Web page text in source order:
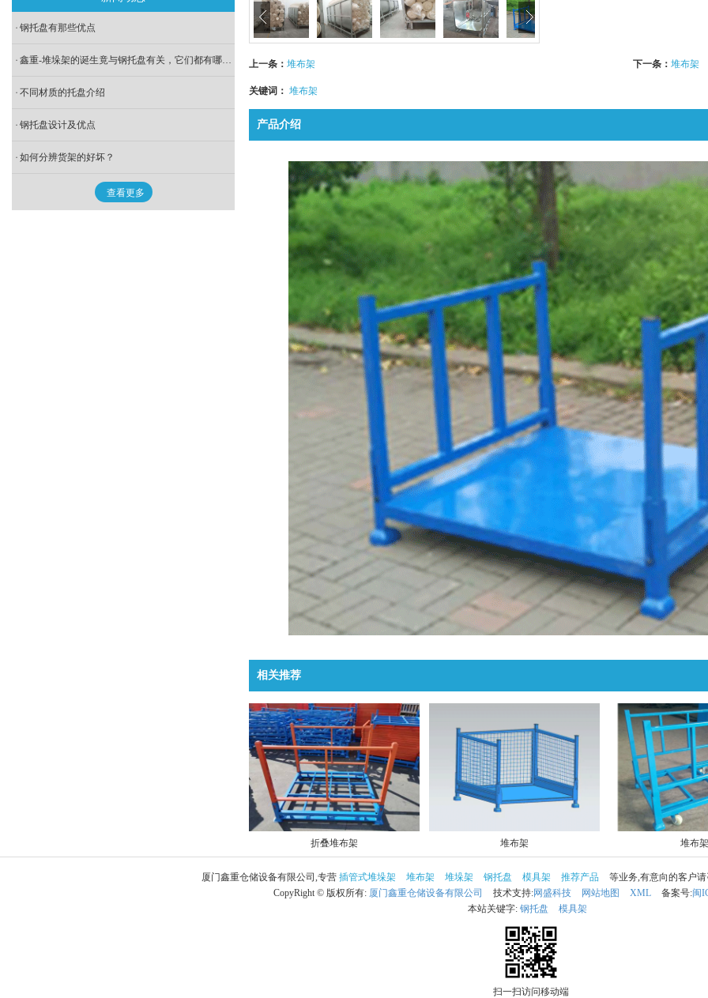
上一条： 堆布架 下一条： 堆布架
关键词： 堆布架
产品介绍
相关推荐
折叠堆布架 堆布架 堆布
钢托盘有那些优点
鑫重-堆垛架的诞生竟与钢托盘有关，它们都有哪些存储优势？
不同材质的托盘介绍
钢托盘设计及优点
如何分辨货架的好坏？
查看更多
厦门鑫重仓储设备有限公司,专营 插管式堆垛架 堆布架 堆垛架 钢托盘 模具架 推荐产品
等业务,有意向的客户
CopyRight © 版权所有: 厦门鑫重仓储设备有限公司 技术支持:网盛科技 网站地图 XML 备案号:闽
本站关键字: 钢托盘 模具架
扫一扫访问移动端